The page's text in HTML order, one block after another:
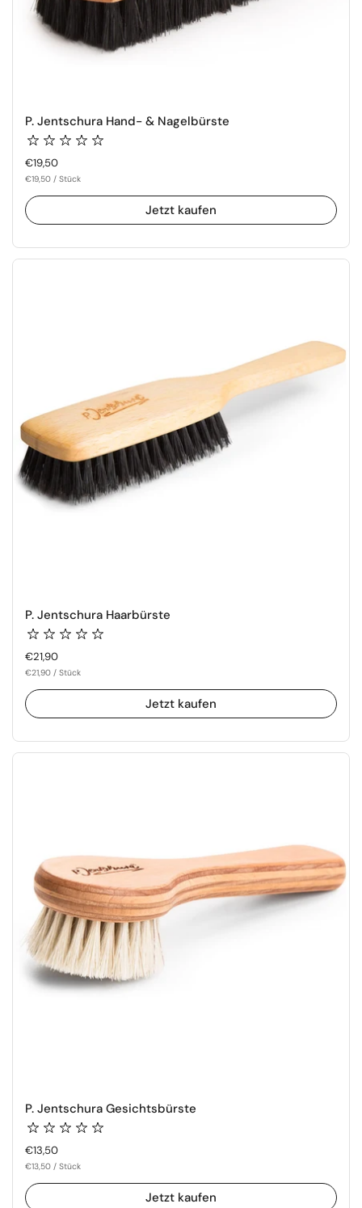
P. Jentschura Hand- & Nagelbürste
Regulärer Preis
€19,50
€19,50 / Stück
Jetzt kaufen
P. Jentschura Haarbürste
Regulärer Preis
€21,90
€21,90 / Stück
Jetzt kaufen
P. Jentschura Gesichtsbürste
Regulärer Preis
€13,50
€13,50 / Stück
Jetzt kaufen